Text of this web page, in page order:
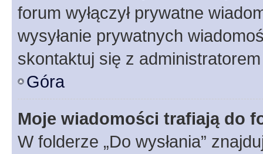
forum wyłączył prywatne
wysyłanie prywatnych
skontaktuj się z
Góra
Moje wiadomości trafiają do
W folderze „Do wysłania”